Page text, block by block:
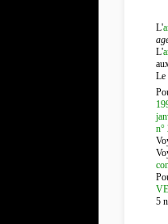
L'
L'
Le
n°
5